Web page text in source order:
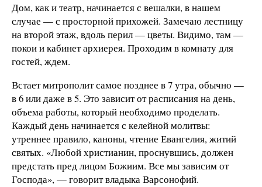
Дом, как и театр, начинается с вешалки, в нашем
случае — с просторной прихожей. Замечаю лестницу
на второй этаж, вдоль перил — цветы. Видимо, там —
покои и кабинет архиерея. Проходим в комнату для
гостей, ждем.
Встает митрополит самое позднее в 7 утра, обычно —
в 6 или даже в 5. Это зависит от расписания на день,
объема работы, который необходимо проделать.
Каждый день начинается с келейной молитвы:
утреннее правило, каноны, чтение Евангелия, житий
святых. «Любой христианин, проснувшись, должен
предстать пред лицом Божиим. Все мы зависим от
Господа», — говорит владыка Варсонофий.